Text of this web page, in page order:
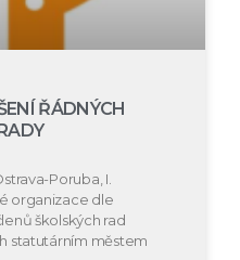
ŘÁDNÝCH
Poruba, I.
organizace dle
školských rad
statutárním městem